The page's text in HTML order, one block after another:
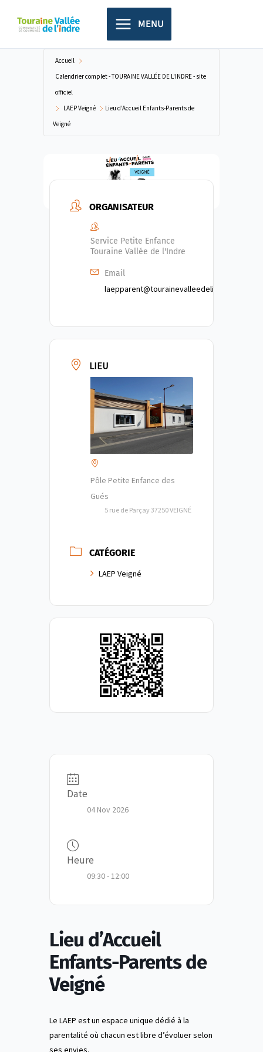
principal
MENU
Accueil
Calendrier complet - TOURAINE VALLÉE DE L'INDRE - site
officiel
LAEP Veigné
Lieu d’Accueil Enfants-Parents de
Veigné
ORGANISATEUR
Service Petite Enfance
Touraine Vallée de l'Indre
Email
laepparent@tourainevalleedelindre.fr
LIEU
Pôle Petite Enfance des
Gués
5 rue de Parçay 37250 VEIGNÉ
CATÉGORIE
LAEP Veigné
Date
04 Nov 2026
Heure
09:30 - 12:00
Lieu d’Accueil
Enfants-Parents de
Veigné
Le LAEP est un espace unique dédié à la
parentalité où chacun est libre d’évoluer selon
ses envies.